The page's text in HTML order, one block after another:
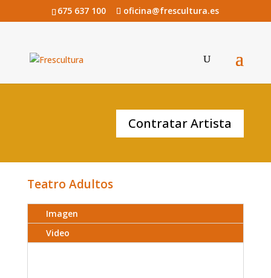
675 637 100 oficina@frescultura.es
Contratar Artista
Teatro Adultos
Imagen
Video